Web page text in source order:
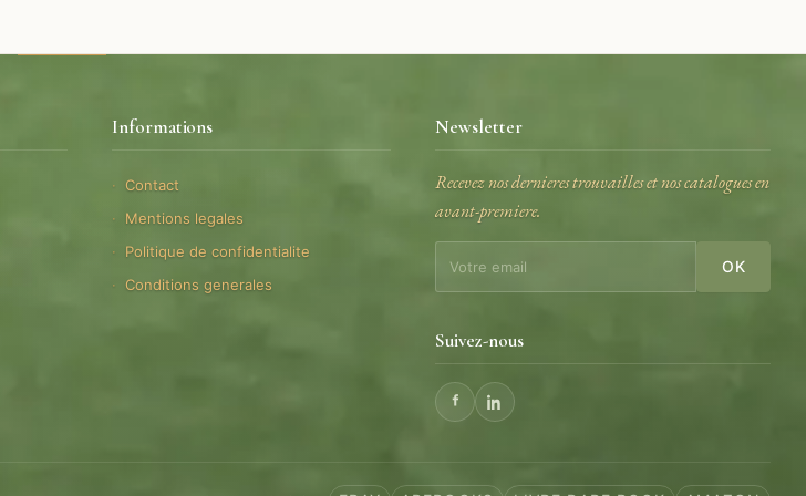
Informations
Contact
Mentions legales
Politique de confidentialite
Conditions generales
Newsletter
Recevez nos dernieres trouvailles et nos catalogues en
avant-premiere.
OK
Suivez-nous